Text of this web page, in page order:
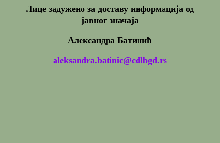
Лице задужено за доставу информација од
јавног значаја
Александра Батинић
aleksandra.batinic@cdlbgd.rs